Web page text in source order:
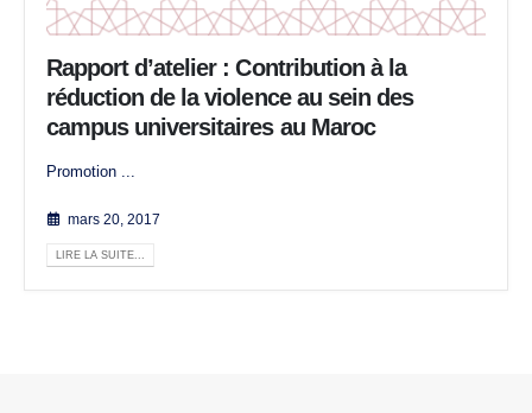
Rapport d’atelier : Contribution à la
réduction de la violence au sein des
campus universitaires au Maroc
Promotion ...
mars 20, 2017
LIRE LA SUITE...